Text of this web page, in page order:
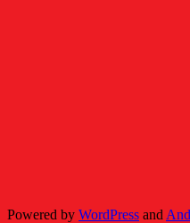
Powered by WordPress and